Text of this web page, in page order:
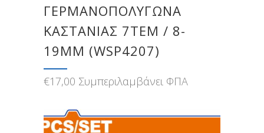
ΓΕΡΜΑΝΟΠΟΛΥΓΩΝΑ
ΚΑΣΤΑΝΙΑΣ 7ΤΕΜ / 8-
19MM (WSP4207)
€17,00 Συμπεριλαμβάνει ΦΠΑ